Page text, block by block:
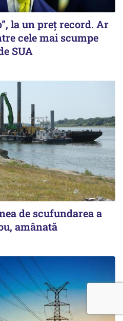
la un preț record. Ar
cele mai scumpe
SUA
de scufundarea a
amânată